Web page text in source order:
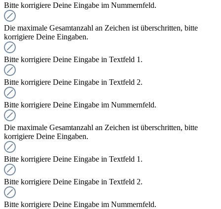
Bitte korrigiere Deine Eingabe im Nummernfeld.
Die maximale Gesamtanzahl an Zeichen ist überschritten, bitte
korrigiere Deine Eingaben.
Bitte korrigiere Deine Eingabe in Textfeld 1.
Bitte korrigiere Deine Eingabe in Textfeld 2.
Bitte korrigiere Deine Eingabe im Nummernfeld.
Die maximale Gesamtanzahl an Zeichen ist überschritten, bitte
korrigiere Deine Eingaben.
Bitte korrigiere Deine Eingabe in Textfeld 1.
Bitte korrigiere Deine Eingabe in Textfeld 2.
Bitte korrigiere Deine Eingabe im Nummernfeld.